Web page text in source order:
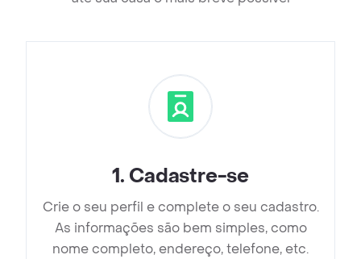
1. Cadastre-se
Crie o seu perfil e complete o seu cadastro.
As informações são bem simples, como
nome completo, endereço, telefone, etc.